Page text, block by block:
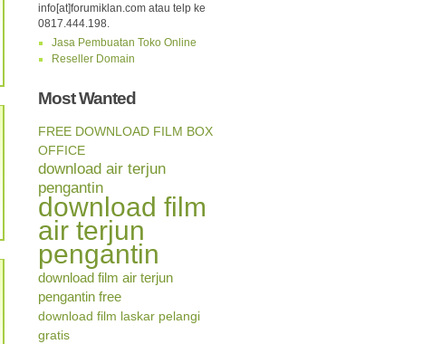
info[at]forumiklan.com atau telp ke
0817.444.198.
Jasa Pembuatan Toko Online
Reseller Domain
Most Wanted
FREE DOWNLOAD FILM BOX
OFFICE
download air terjun
pengantin
download film
air terjun
pengantin
download film air terjun
pengantin free
download film laskar pelangi
gratis